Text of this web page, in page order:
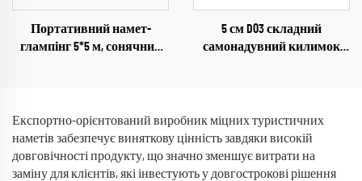
Портативний намет-
глампінг 5*5 м, сонячний
5 см D03 складний
самонадувний килимок
парку
Експортно-орієнтований виробник міцних туристичних
наметів забезпечує виняткову цінність завдяки високій
довговічності продукту, що значно зменшує витрати на
заміну для клієнтів, які інвестують у довгострокові рішення